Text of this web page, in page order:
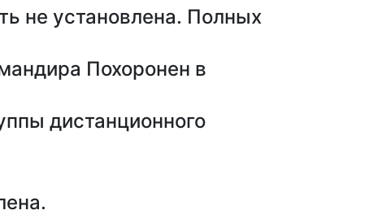
не установлена. Полных
Похоронен в
дистанционного